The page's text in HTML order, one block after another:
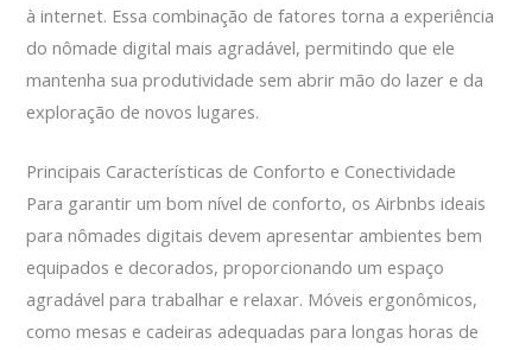
à internet. Essa combinação de fatores torna a experiência
do nômade digital mais agradável, permitindo que ele
mantenha sua produtividade sem abrir mão do lazer e da
exploração de novos lugares.
Principais Características de Conforto e Conectividade
Para garantir um bom nível de conforto, os Airbnbs ideais
para nômades digitais devem apresentar ambientes bem
equipados e decorados, proporcionando um espaço
agradável para trabalhar e relaxar. Móveis ergonômicos,
como mesas e cadeiras adequadas para longas horas de